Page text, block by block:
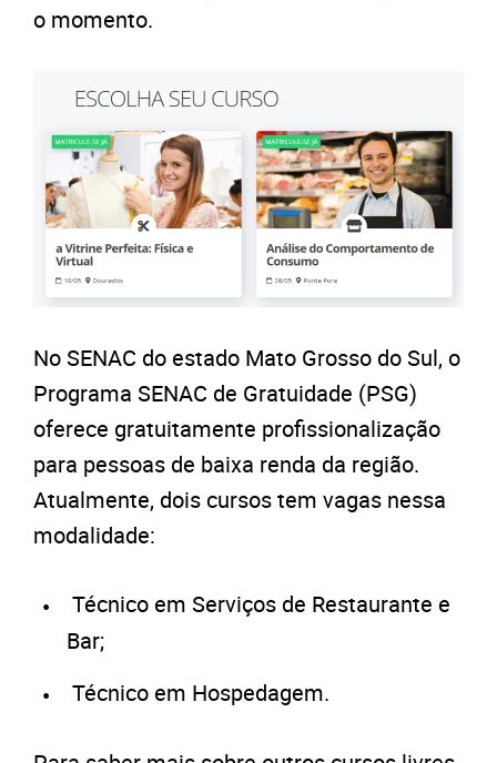
o momento.
No SENAC do estado Mato Grosso do Sul, o
Programa SENAC de Gratuidade (PSG)
oferece gratuitamente profissionalização
para pessoas de baixa renda da região.
Atualmente, dois cursos tem vagas nessa
modalidade:
Técnico em Serviços de Restaurante e
Bar;
Técnico em Hospedagem.